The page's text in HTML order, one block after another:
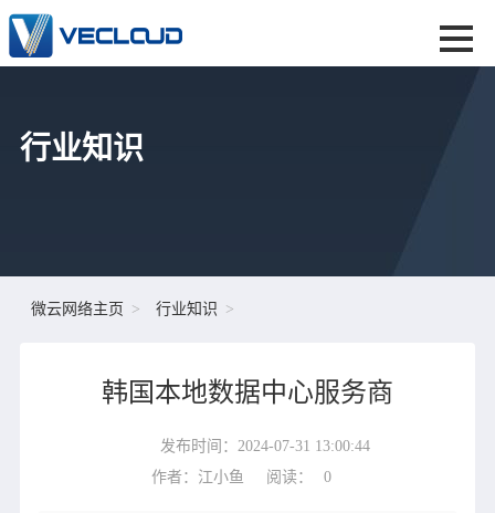
行业知识
微云网络主页 行业知识
韩国本地数据中心服务商
发布时间：2024-07-31 13:00:44
作者：江小鱼
阅读： 0